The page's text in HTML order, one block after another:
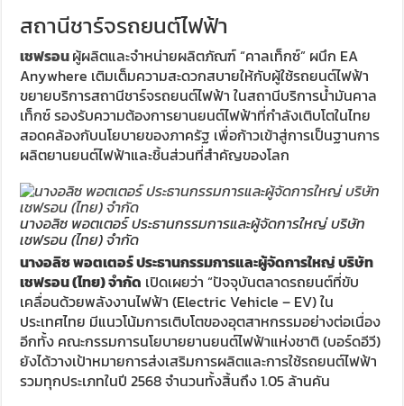
สถานีชาร์จรถยนต์ไฟฟ้า
เชฟรอนผู้ผลิตและจำหน่ายผลิตภัณฑ์ “คาลเท็กซ์” ผนึก EA
Anywhere เติมเต็มความสะดวกสบายให้กับผู้ใช้รถยนต์ไฟฟ้า
ขยายบริการสถานีชาร์จรถยนต์ไฟฟ้า ในสถานีบริการน้ำมันคาล
เท็กซ์ รองรับความต้องการยานยนต์ไฟฟ้าที่กำลังเติบโตในไทย
สอดคล้องกับนโยบายของภาครัฐ เพื่อก้าวเข้าสู่การเป็นฐานการ
ผลิตยานยนต์ไฟฟ้าและชิ้นส่วนที่สำคัญของโลก
นางอลิซ พอตเตอร์ ประธานกรรมการและผู้จัดการใหญ่ บริษัท
เชฟรอน (ไทย) จำกัด
นางอลิซ พอตเตอร์ ประธานกรรมการและผู้จัดการใหญ่ บริษัท
เชฟรอน (ไทย) จำกัด เปิดเผยว่า “ปัจจุบันตลาดรถยนต์ที่ขับ
เคลื่อนด้วยพลังงานไฟฟ้า (Electric Vehicle – EV) ใน
ประเทศไทย มีแนวโน้มการเติบโตของอุตสาหกรรมอย่างต่อเนื่อง
อีกทั้ง คณะกรรมการนโยบายยานยนต์ไฟฟ้าแห่งชาติ (บอร์ดอีวี)
ยังได้วางเป้าหมายการส่งเสริมการผลิตและการใช้รถยนต์ไฟฟ้า
รวมทุกประเภทในปี 2568 จำนวนทั้งสิ้นถึง 1.05 ล้านคัน